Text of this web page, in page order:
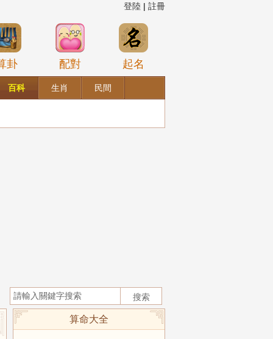
登陸 | 註冊
卦 配對 起名
百科 生肖 民間
算命大全